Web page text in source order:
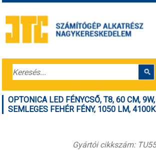
OPTONICA LED FÉNYCSŐ, T8, 60 CM,
SEMLEGES FEHÉR FÉNY, 1050 LM,
Gyártói cikkszám: